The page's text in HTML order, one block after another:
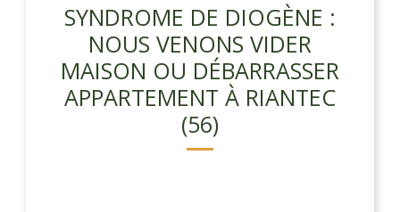
SYNDROME DE DIOGÈNE :
NOUS VENONS VIDER
MAISON OU DÉBARRASSER
APPARTEMENT À RIANTEC
(56)